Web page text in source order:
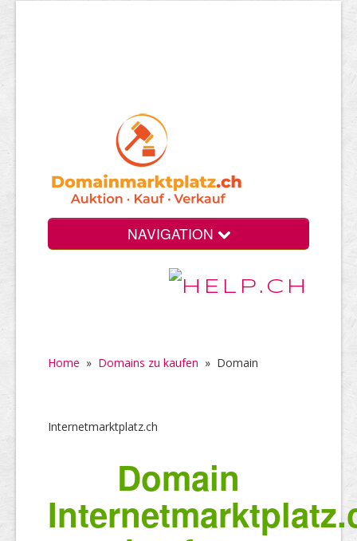
NAVIGATION
Home » Domains zu kaufen » Domain
Internetmarktplatz.ch
Domain